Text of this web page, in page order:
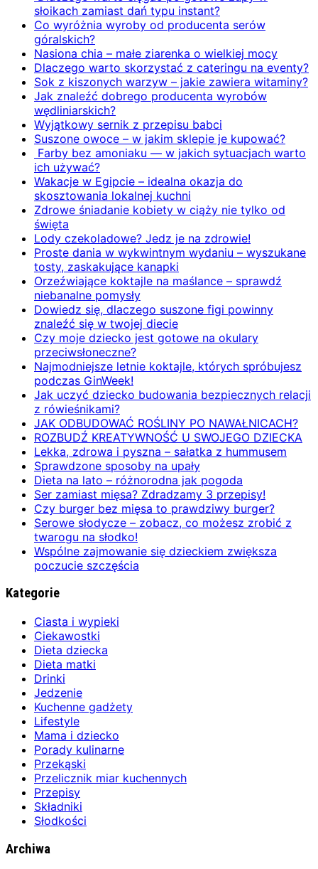
słoikach zamiast dań typu instant?
Co wyróżnia wyroby od producenta serów
góralskich?
Nasiona chia – małe ziarenka o wielkiej mocy
Dlaczego warto skorzystać z cateringu na eventy?
Sok z kiszonych warzyw – jakie zawiera witaminy?
Jak znaleźć dobrego producenta wyrobów
wędliniarskich?
Wyjątkowy sernik z przepisu babci
Suszone owoce – w jakim sklepie je kupować?
Farby bez amoniaku — w jakich sytuacjach warto
ich używać?
Wakacje w Egipcie – idealna okazja do
skosztowania lokalnej kuchni
Zdrowe śniadanie kobiety w ciąży nie tylko od
święta
Lody czekoladowe? Jedz je na zdrowie!
Proste dania w wykwintnym wydaniu – wyszukane
tosty, zaskakujące kanapki
Orzeźwiające koktajle na maślance – sprawdź
niebanalne pomysły
Dowiedz się, dlaczego suszone figi powinny
znaleźć się w twojej diecie
Czy moje dziecko jest gotowe na okulary
przeciwsłoneczne?
Najmodniejsze letnie koktajle, których spróbujesz
podczas GinWeek!
Jak uczyć dziecko budowania bezpiecznych relacji
z rówieśnikami?
JAK ODBUDOWAĆ ROŚLINY PO NAWAŁNICACH?
ROZBUDŹ KREATYWNOŚĆ U SWOJEGO DZIECKA
Lekka, zdrowa i pyszna – sałatka z hummusem
Sprawdzone sposoby na upały
Dieta na lato – różnorodna jak pogoda
Ser zamiast mięsa? Zdradzamy 3 przepisy!
Czy burger bez mięsa to prawdziwy burger?
Serowe słodycze – zobacz, co możesz zrobić z
twarogu na słodko!
Wspólne zajmowanie się dzieckiem zwiększa
poczucie szczęścia
Kategorie
Ciasta i wypieki
Ciekawostki
Dieta dziecka
Dieta matki
Drinki
Jedzenie
Kuchenne gadżety
Lifestyle
Mama i dziecko
Porady kulinarne
Przekąski
Przelicznik miar kuchennych
Przepisy
Składniki
Słodkości
Archiwa